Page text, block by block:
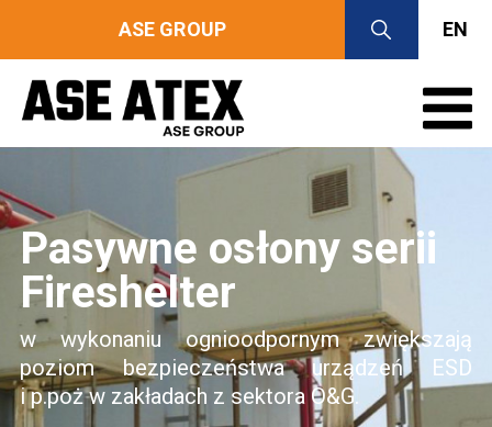
ASE GROUP EN
Pasywne osłony serii
Fireshelter
w wykonaniu ognioodpornym zwiększają
poziom bezpieczeństwa urządzeń ESD
i p.poż w zakładach z sektora O&G.